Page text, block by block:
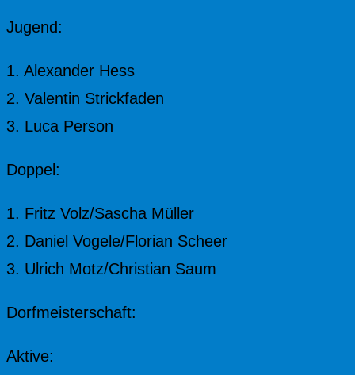
Jugend:
1. Alexander Hess
2. Valentin Strickfaden
3. Luca Person
Doppel:
1. Fritz Volz/Sascha Müller
2. Daniel Vogele/Florian Scheer
3. Ulrich Motz/Christian Saum
Dorfmeisterschaft:
Aktive: